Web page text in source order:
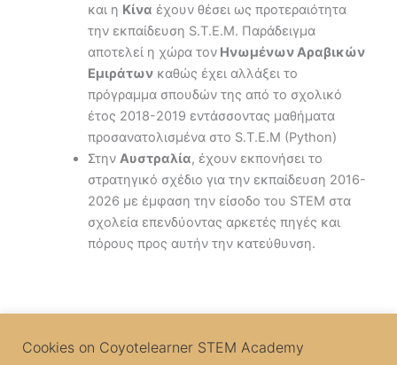
και η Κίνα έχουν θέσει ως προτεραιότητα
την εκπαίδευση S.T.E.M. Παράδειγμα
αποτελεί η χώρα τονΗνωμένων Αραβικών
Εμιράτωνκαθώς έχει αλλάξει το
πρόγραμμα σπουδών της από το σχολικό
έτος 2018-2019 εντάσσοντας μαθήματα
προσανατολισμένα στο S.T.E.M (Python)
Στην Αυστραλία, έχουν εκπονήσει το
στρατηγικό σχέδιο για την εκπαίδευση 2016-
2026 με έμφαση την είσοδο του STEM στα
σχολεία επενδύοντας αρκετές πηγές και
πόρους προς αυτήν την κατεύθυνση.
Cookies on Coyotelearner STEM Academy